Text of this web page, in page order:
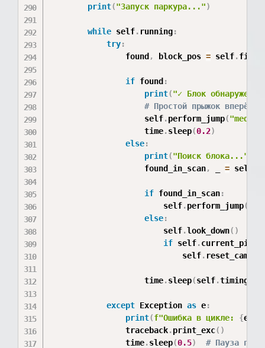
print("Запуск паркура...")
while self. running:
try:
                found
, block_pos = self.
if found :
print("✓ Блок обнаружен!"
# Простой прыжок вперёд
                    self
.perform_jump(
                    time
.sleep(0.2)
else:
print("Поиск блока..."
                    found_in_scan
, _ = self
if found_in_scan:
                        self
.perform_jump(
else:
                        self
.look_down( )
if self.
                            self
. reset_camera
                    time
.sleep(self.timings
except Exception as e:
print(f"Ошибка в цикле: {e
                traceback
.print_exc( )
                time
.sleep(0.5) # Пауза при